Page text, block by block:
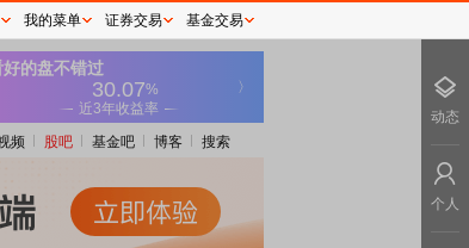
频 股吧 基金吧 博客 搜索
我的菜单 证券交易 基金交易
动态
个人